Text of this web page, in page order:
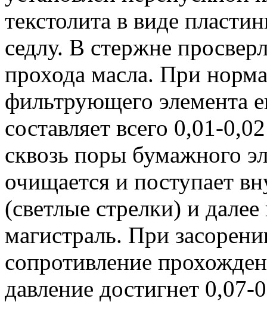
текстолита в виде
седлу. В стержне
прохода масла. При
фильтрующего элемента
составляет всего 0,01-
сквозь поры бумажного
очищается и поступает
(светлые стрелки) и
магистраль. При
сопротивление
давление достигнет